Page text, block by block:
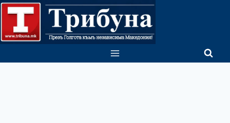
Skip
content